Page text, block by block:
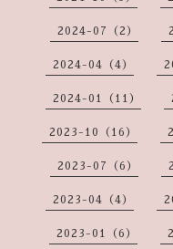
2024-07（2）
2024-04（4）
2024-01（11）
2023-10（16）
2023-07（6）
2023-04（4）
2023-01（6）